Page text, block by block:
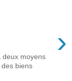
›
deux moyens
biens